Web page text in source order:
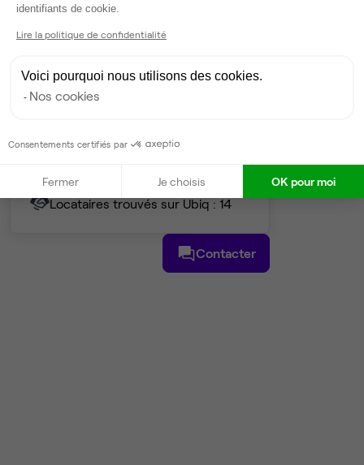
Gestionnaire de l'espace
Partenaire depuis 2022
Taux de réponse : 70%
Locataires trouvés sur Ubiq : 14
Contacter
identifiants de cookie.
Lire la politique de confidentialité
Voici pourquoi nous utilisons des cookies.
Nos cookies
Consentements certifiés par
Fermer Je choisis OK pour moi